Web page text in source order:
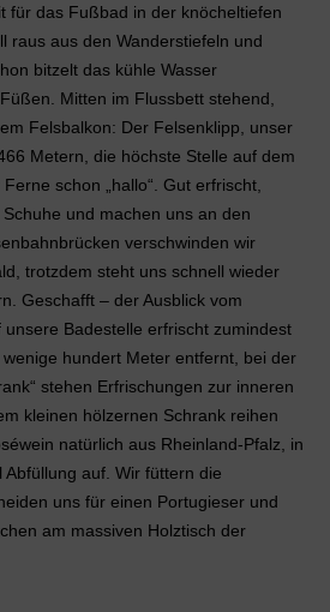
für das Fußbad in der knöcheltiefen
raus aus den Wanderstiefeln und
bitzelt das kühle Wasser
Mitten im Flussbett stehend,
Felsbalkon: Der Felsenklipp, unser
Metern, die höchste Stelle auf dem
schon „hallo“. Gut erfrischt,
und machen uns an den
verschwinden wir
trotzdem steht uns schnell wieder
Geschafft – der Ausblick vom
Badestelle erfrischt zumindest
hundert Meter entfernt, bei der
stehen Erfrischungen zur inneren
kleinen hölzernen Schrank reihen
natürlich aus Rheinland-Pfalz, in
auf. Wir füttern die
uns für einen Portugieser und
am massiven Holztisch der